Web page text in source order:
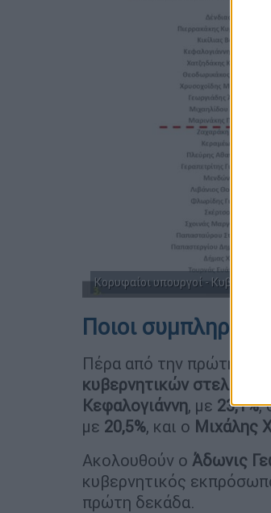
Κορυφαίοι υπουργοί - Κυβέρνηση
Ποιοι
Πέρα από την πρώτη
κυβερνητικών
Κεφαλογιάννη, με 23,1%,
με 20,5%, και ο Μιχάλης
Ακολουθούν ο Άδωνις
κυβερνητικός
πρώτη δεκάδα.